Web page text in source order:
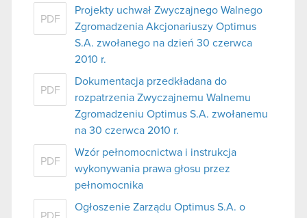
PDF
Projekty uchwał Zwyczajnego Walnego
Zgromadzenia Akcjonariuszy Optimus
S.A. zwołanego na dzień 30 czerwca
2010 r.
PDF
Dokumentacja przedkładana do
rozpatrzenia Zwyczajnemu Walnemu
Zgromadzeniu Optimus S.A. zwołanemu
na 30 czerwca 2010 r.
PDF
Wzór pełnomocnictwa i instrukcja
wykonywania prawa głosu przez
pełnomocnika
Ogłoszenie Zarządu Optimus S.A. o